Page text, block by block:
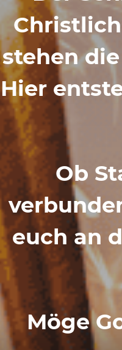
stehen
Hier
Ob
euch an
Möge